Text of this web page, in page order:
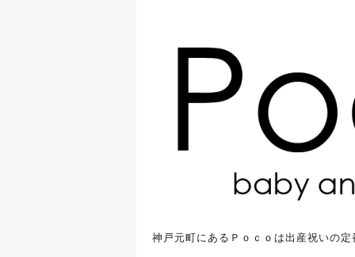
神戸元町にあるＰｏｃｏは出産祝いの